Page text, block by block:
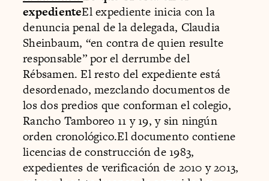
expedienteEl expediente inicia con la
denuncia penal de la delegada, Claudia
Sheinbaum, “en contra de quien resulte
responsable” por el derrumbe del
Rébsamen. El resto del expediente está
desordenado, mezclando documentos de
los dos predios que conforman el colegio,
Rancho Tamboreo 11 y 19, y sin ningún
orden cronológico.El documento contiene
licencias de construcción de 1983,
expedientes de verificación de 2010 y 2013,